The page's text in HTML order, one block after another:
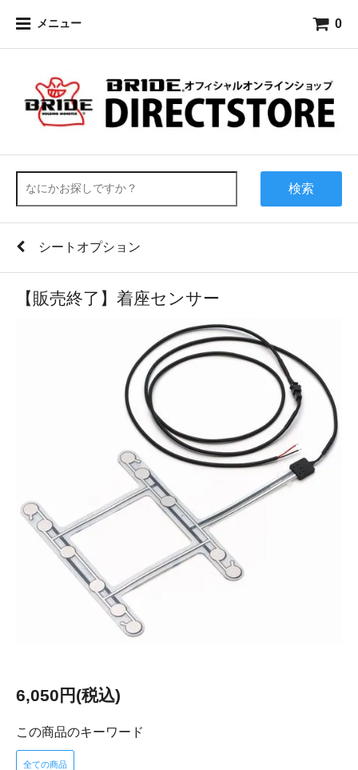
メニュー 0
検索
シートオプション
【販売終了】着座センサー
6,050円(税込)
この商品のキーワード
全ての商品